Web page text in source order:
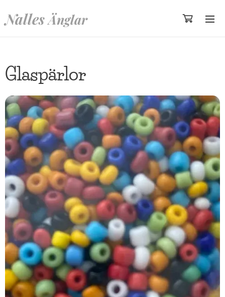
Nalles Änglar
Glaspärlor